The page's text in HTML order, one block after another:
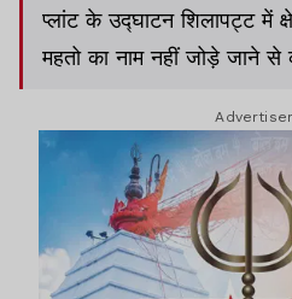
प्लांट के उद्घाटन शिलापट्ट में
महतो का नाम नहीं जोड़े जाने से